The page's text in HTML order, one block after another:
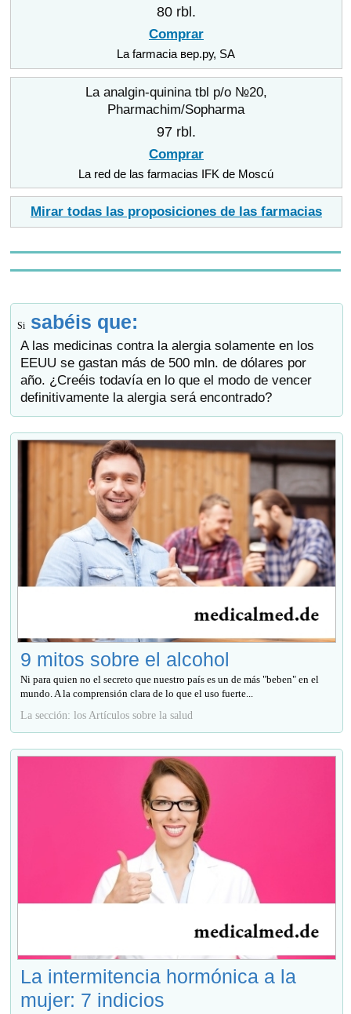
80 rbl.
Comprar
La farmacia вер.ру, SA
La analgin-quinina tbl p/o №20,
Pharmachim/Sopharma
97 rbl.
Comprar
La red de las farmacias IFK de Moscú
Mirar todas las proposiciones de las farmacias
Si sabéis que:
A las medicinas contra la alergia solamente en los
EEUU se gastan más de 500 mln. de dólares por
año. ¿Creéis todavía en lo que el modo de vencer
definitivamente la alergia será encontrado?
9 mitos sobre el alcohol
Ni para quien no el secreto que nuestro país es un de más "beben" en el
mundo. A la comprensión clara de lo que el uso fuerte...
La sección: los Artículos sobre la salud
La intermitencia hormónica a la
mujer: 7 indicios